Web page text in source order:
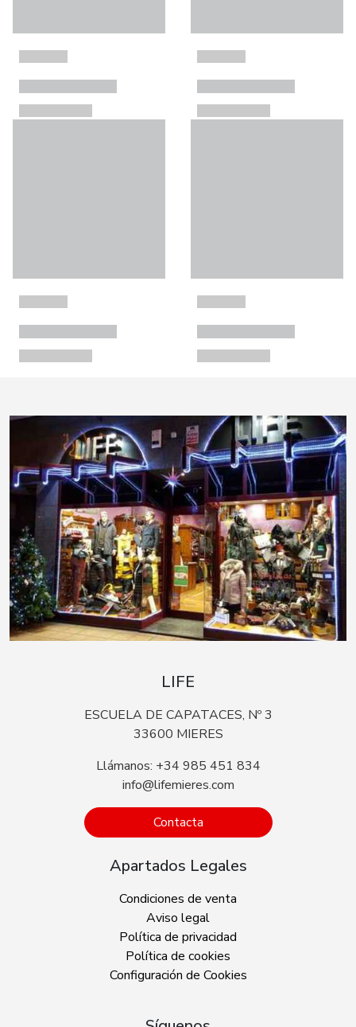
LIFE
ESCUELA DE CAPATACES, Nº 3
33600 MIERES
Llámanos: +34 985 451 834
info@lifemieres.com
Contacta
Apartados Legales
Condiciones de venta
Aviso legal
Política de privacidad
Política de cookies
Configuración de Cookies